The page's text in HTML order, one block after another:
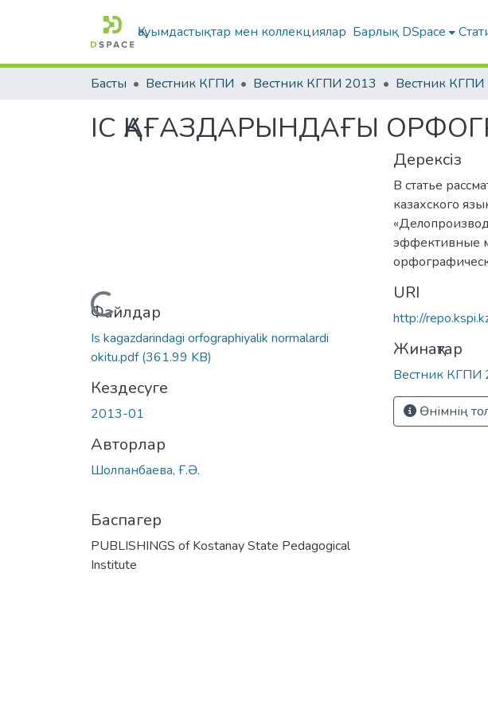
Қауымдастықтар мен коллекциялар Барлық DSpace
Басты Вестник КГПИ Вестник КГПИ 2013 Вестник
ІС ҚАҒАЗДАРЫНДАҒЫ
Жүктеу...
Файлдар
Is kagazdarindagi orfographiyalik normalardi
okitu.pdf(361.99 KB)
Кездесуге
2013-01
Авторлар
Шолпанбаева, Ғ.Ə.
Баспагер
PUBLISHINGS of Kostanay State Pedagogical
Institute
Дерексіз
В статье
казахского
эффективные
URI
http://
Жинақтар
Вестник
Өнімнің